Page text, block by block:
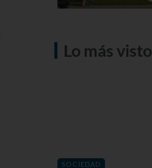
Lo más visto
SOCIEDAD